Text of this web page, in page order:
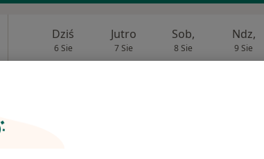
Dziś
6 Sie
Jutro
7 Sie
Sob,
8 Sie
Ndz,
9 Sie